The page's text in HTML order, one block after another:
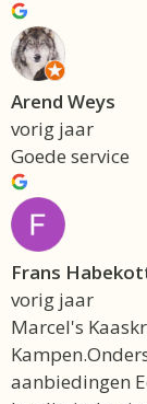
Arend Weys
vorig jaar
Goede service
Frans
vorig jaar
Marcel's
aanbiedingen